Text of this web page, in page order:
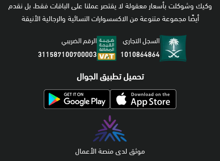
وكيك وشوكلت بأسعار معقولة لا يقتصر عملنا على الباقات فقط، بل نقدم
أيضًا مجموعة متنوعة من الاكسسوارات النسائية والرجالية الأنيقة
السجل التجاري
1010864864
الرقم الضريبي
311587100700003
تحميل تطبيق الجوال
موثق لدى منصة الأعمال